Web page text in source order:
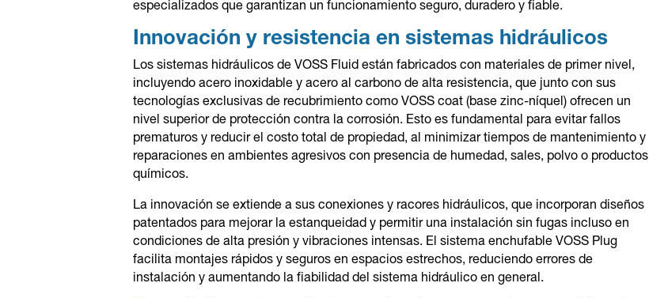
especializados que garantizan un funcionamiento seguro, duradero y fiable.
Innovación y resistencia en sistemas hidráulicos
Los sistemas hidráulicos de VOSS Fluid están fabricados con materiales de primer nivel,
incluyendo acero inoxidable y acero al carbono de alta resistencia, que junto con sus
tecnologías exclusivas de recubrimiento como VOSS coat (base zinc-níquel) ofrecen un
nivel superior de protección contra la corrosión. Esto es fundamental para evitar fallos
prematuros y reducir el costo total de propiedad, al minimizar tiempos de mantenimiento y
reparaciones en ambientes agresivos con presencia de humedad, sales, polvo o productos
químicos.
La innovación se extiende a sus conexiones y racores hidráulicos, que incorporan diseños
patentados para mejorar la estanqueidad y permitir una instalación sin fugas incluso en
condiciones de alta presión y vibraciones intensas. El sistema enchufable VOSS Plug
facilita montajes rápidos y seguros en espacios estrechos, reduciendo errores de
instalación y aumentando la fiabilidad del sistema hidráulico en general.